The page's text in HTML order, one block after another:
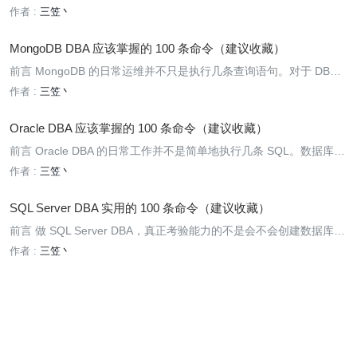
DM8 的 DBA，仍然习惯按照 Oracle、MySQL 或 PostgreSQL 的运
作者 : 三笠丶
MongoDB DBA 应该掌握的 100 条命令（建议收藏）
前言 MongoDB 的日常运维并不只是执行几条查询语句。对于 DBA
来说，真正需要掌握的是实例状态检查、存储空间分析、慢操作定
复。 下面整理的 100 条命令
作者 : 三笠丶
Oracle DBA 应该掌握的 100 条命令（建议收藏）
前言 Oracle DBA 的日常工作并不是简单地执行几条 SQL。数据库启
动失败、会话阻塞、表空间告警、UNDO 异常、SQL 性能下降、归
令和动态
作者 : 三笠丶
SQL Server DBA 实用的 100 条命令（建议收藏）
前言 做 SQL Server DBA，真正考验能力的不是会不会创建数据库，
而是在生产环境出现 CPU 飙高、SQL 卡顿、阻塞堆积、日志暴涨、
作者 : 三笠丶